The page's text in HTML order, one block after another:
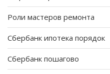
Роли мастеров ремонта
Сбербанк ипотека порядок
Сбербанк пошагово